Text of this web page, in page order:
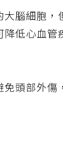
腦細胞，
低心血管
頭部外傷